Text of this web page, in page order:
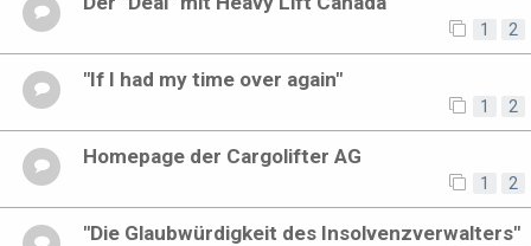
1 2
"If I had my time over again"
1 2
Homepage der Cargolifter AG
1 2
"Die Glaubwürdigkeit des Insolvenzverwalters"